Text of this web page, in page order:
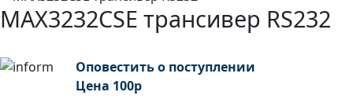
MAX3232CSE трансивер RS232
Оповестить о поступлении
Цена 100р